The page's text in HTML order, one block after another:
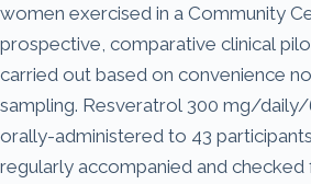
women exercised in a Community
prospective, comparative clinical
carried out based on convenience
sampling. Resveratrol 300 mg/
orally-administered to 43
regularly accompanied and checked